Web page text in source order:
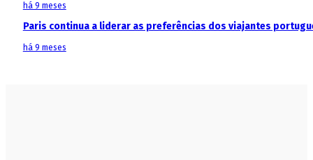
há 9 meses
Paris continua a liderar as preferências dos viajantes
há 9 meses